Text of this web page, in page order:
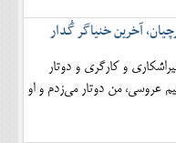
آخرین خنیاگر گُدار
و کارگری و دوتار
عروسی، من دوتار می‌زدم و او